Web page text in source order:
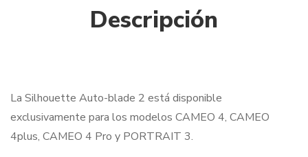
Descripción
La Silhouette Auto-blade 2 está disponible
exclusivamente para los modelos CAMEO 4, CAMEO
4plus, CAMEO 4 Pro y PORTRAIT 3.